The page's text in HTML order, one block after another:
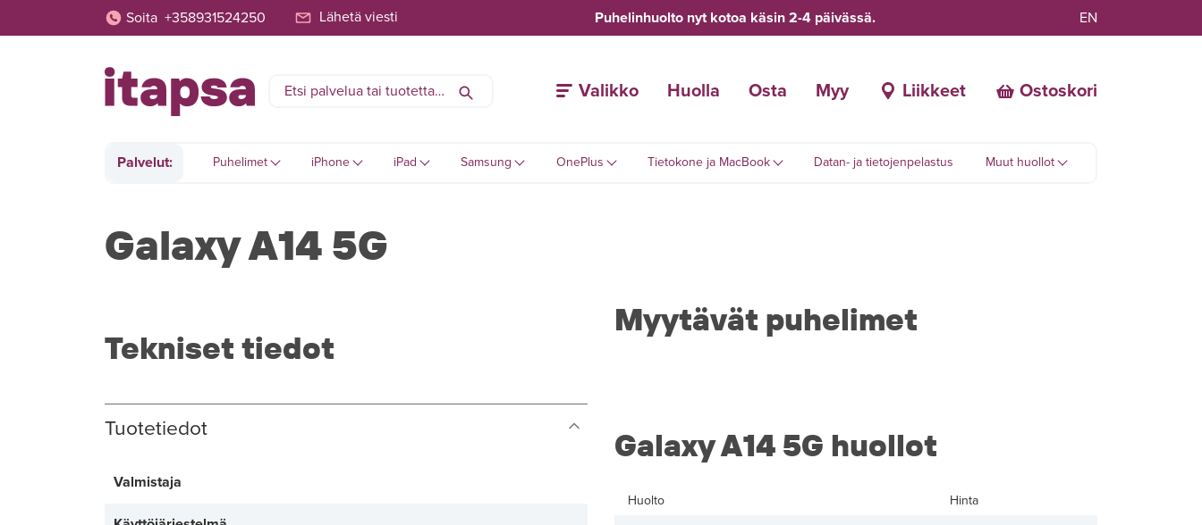
Soita +358931524250 Lähetä viesti Puhelinhuolto nyt kotoa käsin 2-4 päivässä. EN
Valikko Huolla Osta Myy Liikkeet Ostoskori
Palvelut: Puhelimet iPhone iPad Samsung OnePlus Tietokone ja MacBook Datan- ja tietojenpelastus Muut huollot
Galaxy A14 5G
Tekniset tiedot
Tuotetiedot
Valmistaja
Myytävät puhelimet
Galaxy A14 5G huollot
Huolto Hinta